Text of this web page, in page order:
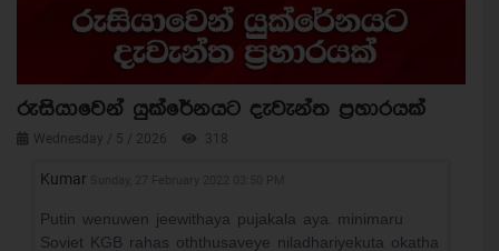
රුසියාවෙන් යුක්රේනයට දැවැන්ත ප්‍රහාරයක්
Wednesday / 5 / 2026 318
Kumar
Putin wenuwen jeewithaya pujakala aya. minimaru
Soviet KGB rahas oththusaveye niladhariyekuta okatha